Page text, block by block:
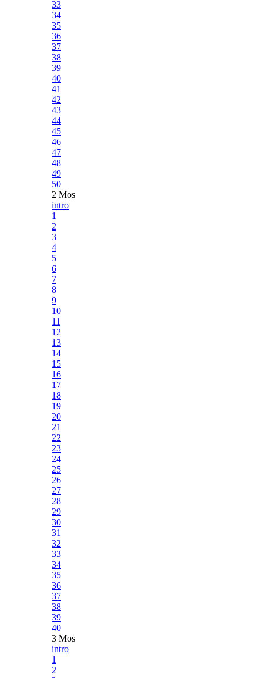
33
34
35
36
37
38
39
40
41
42
43
44
45
46
47
48
49
50
2 Mos
intro
1
2
3
4
5
6
7
8
9
10
11
12
13
14
15
16
17
18
19
20
21
22
23
24
25
26
27
28
29
30
31
32
33
34
35
36
37
38
39
40
3 Mos
intro
1
2